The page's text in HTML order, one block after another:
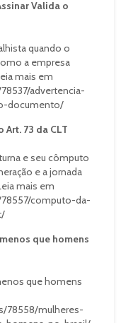
Valida o
quando o
a empresa
mais em
advertencia-
documento/
73 da CLT
e seu cômputo
e a jornada
mais em
computo-da-
que homens
que homens
78558/mulheres-